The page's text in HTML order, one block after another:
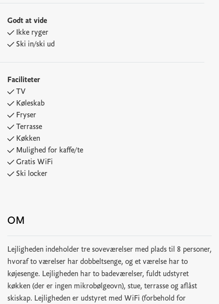
Godt at vide
Ikke ryger
Ski in/ski ud
Faciliteter
TV
Køleskab
Fryser
Terrasse
Køkken
Mulighed for kaffe/te
Gratis WiFi
Ski locker
OM
Lejligheden indeholder tre soveværelser med plads til 8 personer,
hvoraf to værelser har dobbeltsenge, og et værelse har to
køjesenge. Lejligheden har to badeværelser, fuldt udstyret
køkken (der er ingen mikrobølgeovn), stue, terrasse og aflåst
skiskap. Lejligheden er udstyret med WiFi (forbehold for